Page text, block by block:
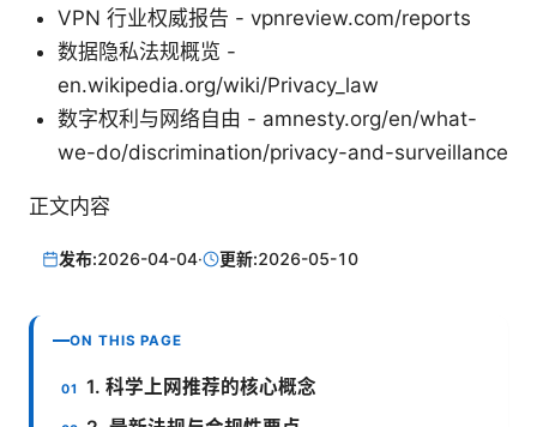
VPN 行业权威报告 - vpnreview.com/reports
数据隐私法规概览 -
en.wikipedia.org/wiki/Privacy_law
数字权利与网络自由 - amnesty.org/en/what-
we-do/discrimination/privacy-and-surveillance
正文内容
发布:2026-04-04· 更新:2026-05-10
ON THIS PAGE
1. 科学上网推荐的核心概念